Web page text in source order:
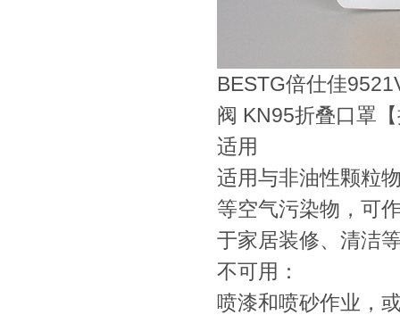
BESTG倍仕佳
阀 KN95折叠口罩
适用
适用与非油性颗粒
等空气污染物，可
于家居装修、清洁
不可用：
喷漆和喷砂作业，